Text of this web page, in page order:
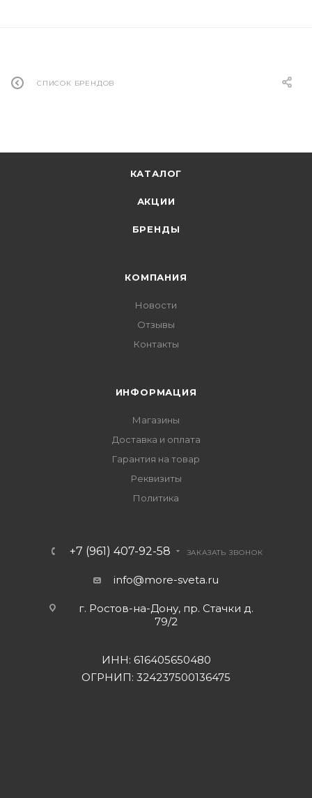
СПИСОК БРЕНДОВ
КАТАЛОГ
АКЦИИ
БРЕНДЫ
КОМПАНИЯ
Новости
Отзывы
Контакты
ИНФОРМАЦИЯ
Магазины
Доставка и оплата
Гарантия на товар
Реквизиты
Политика
+7 (961) 407-92-58 ЗАКАЗАТЬ ЗВОНОК
info@more-sveta.ru
г. Ростов-на-Дону, пр. Стачки д.
79/2
ИНН: 616405650480
ОГРНИП: 324237500136475